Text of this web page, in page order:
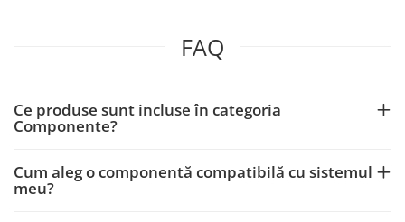
FAQ
Ce produse sunt incluse în categoria
Componente?
Cum aleg o componentă compatibilă cu sistemul
meu?